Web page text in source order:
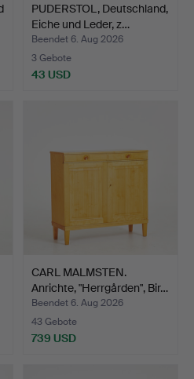
PUDERSTOL, Deutschland,
Eiche und Leder, z…
Beendet 6. Aug 2026
3 Gebote
43 USD
CARL MALMSTEN.
Anrichte, "Herrgården", Bir…
Beendet 6. Aug 2026
43 Gebote
739 USD